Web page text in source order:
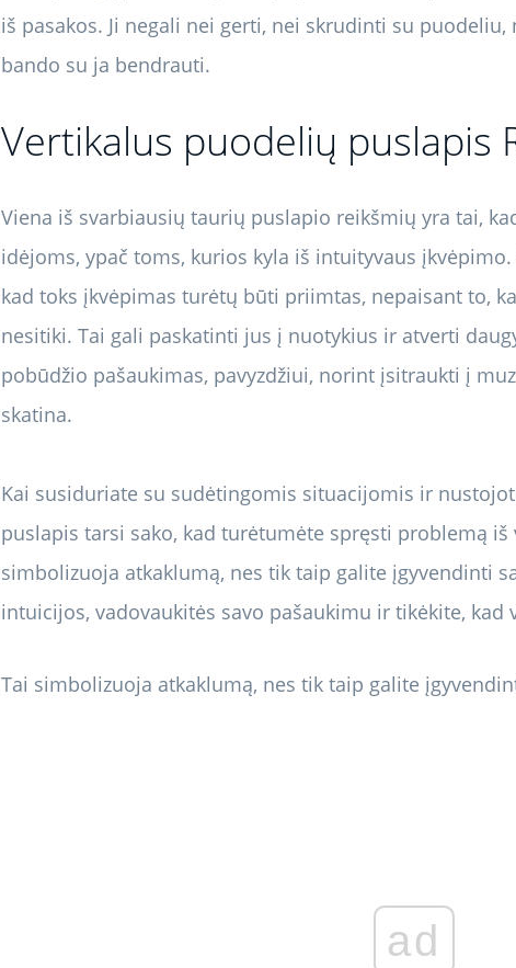
iš pasakos. Ji negali nei gerti, nei skrudinti su
bando su ja bendrauti.
Vertikalus puodelių puslapis
Viena iš svarbiausių taurių puslapio reikšmių yra tai,
idėjoms, ypač toms, kurios kyla iš intuityvaus
kad toks įkvėpimas turėtų būti priimtas, nepaisant to,
nesitiki. Tai gali paskatinti jus į nuotykius ir atverti
pobūdžio pašaukimas, pavyzdžiui, norint įsitraukti į
skatina.
Kai susiduriate su sudėtingomis situacijomis ir
puslapis tarsi sako, kad turėtumėte spręsti problemą iš
simbolizuoja atkaklumą, nes tik taip galite įgyvendinti
intuicijos, vadovaukitės savo pašaukimu ir tikėkite, kad
Tai simbolizuoja atkaklumą, nes tik taip galite
ad